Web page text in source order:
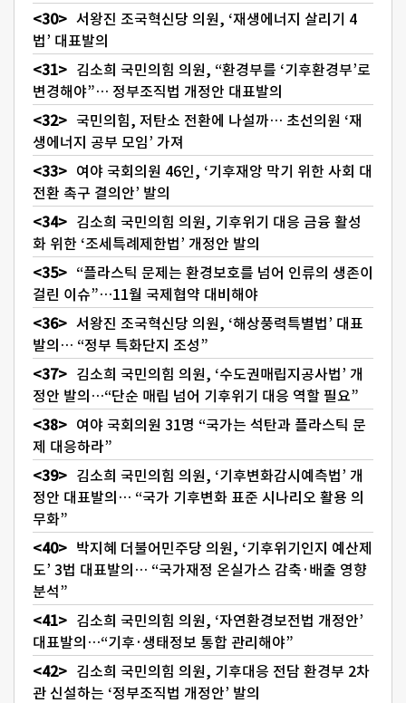
서왕진 조국혁신당 의원, ‘재생에너지 살리기 4
법’ 대표발의
김소희 국민의힘 의원, “환경부를 ‘기후환경부’로
변경해야”… 정부조직법 개정안 대표발의
국민의힘, 저탄소 전환에 나설까… 초선의원 ‘재
생에너지 공부 모임’ 가져
여야 국회의원 46인, ‘기후재앙 막기 위한 사회 대
전환 촉구 결의안’ 발의
김소희 국민의힘 의원, 기후위기 대응 금융 활성
화 위한 ‘조세특례제한법’ 개정안 발의
“플라스틱 문제는 환경보호를 넘어 인류의 생존이
걸린 이슈”…11월 국제협약 대비해야
서왕진 조국혁신당 의원, ‘해상풍력특별법’ 대표
발의… “정부 특화단지 조성”
김소희 국민의힘 의원, ‘수도권매립지공사법’ 개
정안 발의…“단순 매립 넘어 기후위기 대응 역할 필요”
여야 국회의원 31명 “국가는 석탄과 플라스틱 문
제 대응하라”
김소희 국민의힘 의원, ‘기후변화감시예측법’ 개
정안 대표발의… “국가 기후변화 표준 시나리오 활용 의
무화”
박지혜 더불어민주당 의원, ‘기후위기인지 예산제
도’ 3법 대표발의… “국가재정 온실가스 감축·배출 영향
분석”
김소희 국민의힘 의원, ‘자연환경보전법 개정안’
대표발의…“기후·생태정보 통합 관리해야”
김소희 국민의힘 의원, 기후대응 전담 환경부 2차
관 신설하는 ‘정부조직법 개정안’ 발의